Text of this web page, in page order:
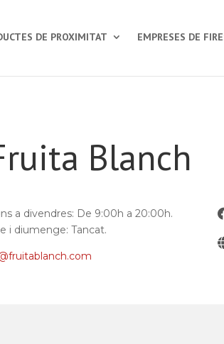
DE PROXIMITAT EMPRESES DE
Blanch
a divendres: De 9:00h a 20:00h.
i diumenge: Tancat.